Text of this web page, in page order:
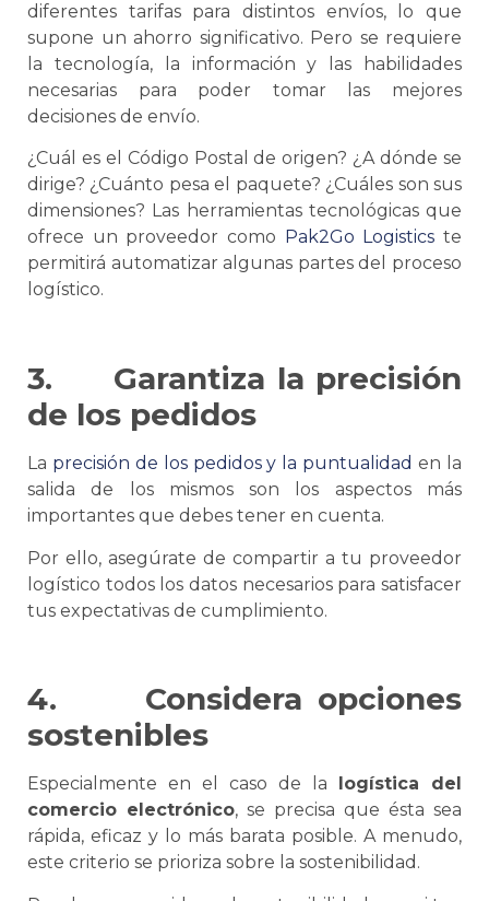
diferentes tarifas para distintos envíos, lo que
supone un ahorro significativo. Pero se requiere
la tecnología, la información y las habilidades
necesarias para poder tomar las mejores
decisiones de envío.
¿Cuál es el Código Postal de origen? ¿A dónde se
dirige? ¿Cuánto pesa el paquete? ¿Cuáles son sus
dimensiones? Las herramientas tecnológicas que
ofrece un proveedor como
Pak2Go Logistics te
permitirá automatizar algunas partes del proceso
logístico.
3.
Garantiza la precisión
de los pedidos
La precisión de los pedidos y la puntualidad en la
salida de los mismos son los aspectos más
importantes que debes tener en cuenta.
Por ello, asegúrate de compartir a tu proveedor
logístico todos los datos necesarios para satisfacer
tus expectativas de cumplimiento.
4.
Considera opciones
sostenibles
Especialmente en el caso de la logística del
comercio electrónico, se precisa que ésta sea
rápida, eficaz y lo más barata posible. A menudo,
este criterio se prioriza sobre la sostenibilidad.